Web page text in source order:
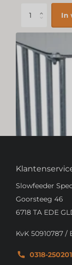
In
SOKKEL VOOR
HOOIRUIF
Binnen 24 uur
€45,80
Slowfeeder
Goorsteeg 46
6718 TA EDE
KvK 50910787 /
0318-250201